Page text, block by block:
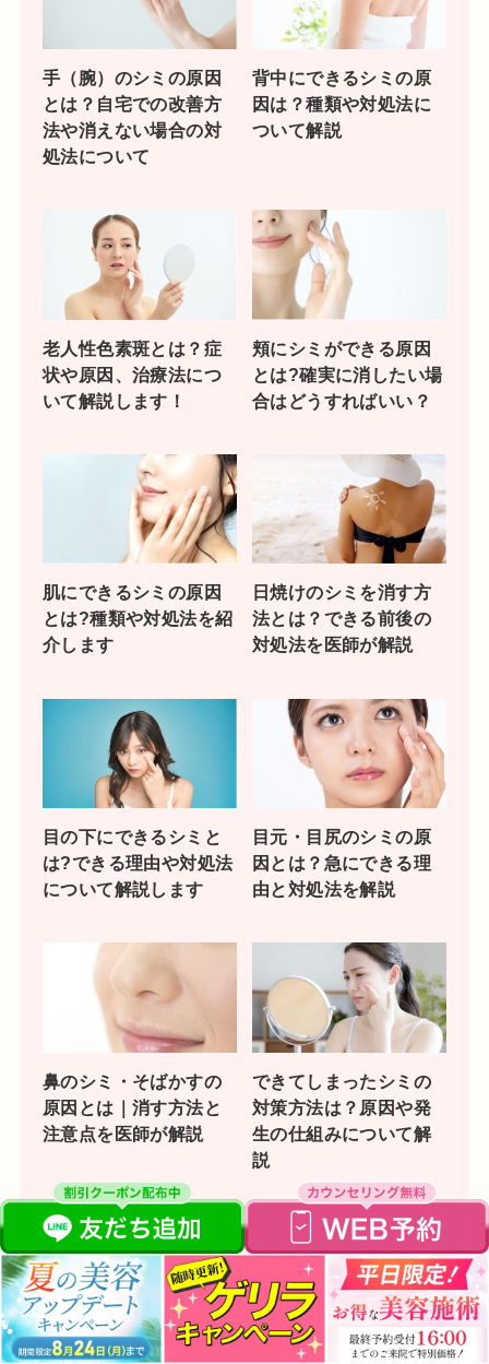
手（腕）のシミの原因
とは？自宅での改善方
法や消えない場合の対
処法について
背中にできるシミの原
因は？種類や対処法に
ついて解説
老人性色素斑とは？症
状や原因、治療法につ
いて解説します！
頬にシミができる原因
とは?確実に消したい場
合はどうすればいい？
肌にできるシミの原因
とは?種類や対処法を紹
介します
日焼けのシミを消す方
法とは？できる前後の
対処法を医師が解説
目の下にできるシミと
は?できる理由や対処法
について解説します
目元・目尻のシミの原
因とは？急にできる理
由と対処法を解説
鼻のシミ・そばかすの
原因とは｜消す方法と
注意点を医師が解説
できてしまったシミの
対策方法は？原因や発
生の仕組みについて解
説
ADMとは？特徴や通常 脂漏性角化症(老人性イ